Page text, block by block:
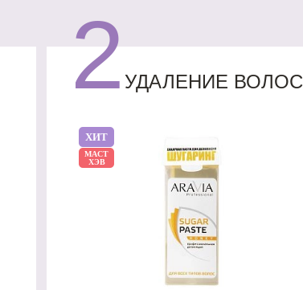
2УДАЛЕНИЕ ВОЛОС
ХИТ
МАСТ
ХЭВ